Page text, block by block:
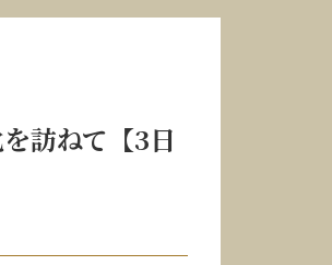
訪ねて【3日